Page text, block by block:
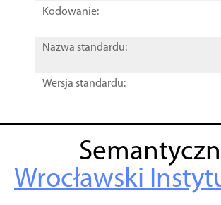
Kodowanie:
Nazwa standardu:
Wersja standardu:
Wrocławski